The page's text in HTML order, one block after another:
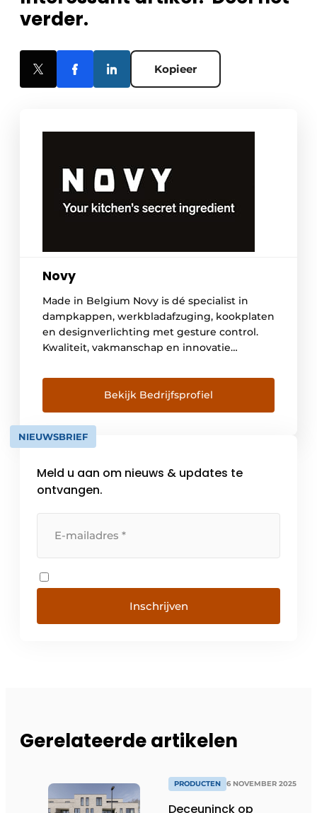
verder.
Kopieer
Novy
Made in Belgium Novy is dé specialist in
dampkappen, werkbladafzuging, kookplaten
en designverlichting met gesture control.
Kwaliteit, vakmanschap en innovatie
bedrijf. De ontwikkeling en productie
gebeuren in Kuurne, West-Vlaanderen.
Vandaag werken er bij Novy zo’n
driehonderd mensen en is het bedrijf
marktleider op vlak van dampkappen in
Bekijk Bedrijfsprofiel
NIEUWSBRIEF
Meld u aan om nieuws & updates te
ontvangen.
Inschrijven
Gerelateerde artikelen
PRODUCTEN 6 NOVEMBER 2025
Deceuninck op